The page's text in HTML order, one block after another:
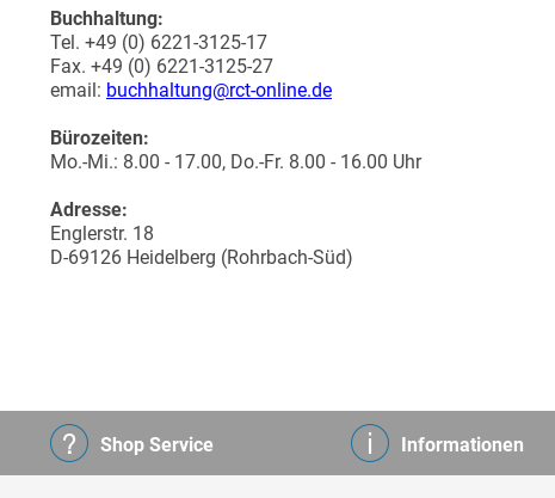
Buchhaltung:
Tel. +49 (0) 6221-3125-17
Fax. +49 (0) 6221-3125-27
email: buchhaltung@rct-online.de
Bürozeiten:
Mo.-Mi.: 8.00 - 17.00, Do.-Fr. 8.00 - 16.00 Uhr
Adresse:
Englerstr. 18
D-69126 Heidelberg (Rohrbach-Süd)
Shop Service Informationen